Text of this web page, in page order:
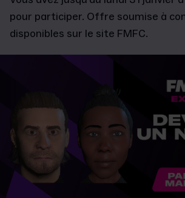
pour participer. Offre soumise à
disponibles sur le site FMFC.